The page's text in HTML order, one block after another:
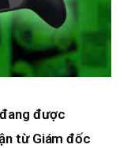
được
từ Giám đốc